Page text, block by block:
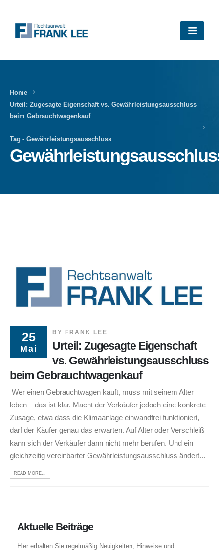
Home
Urteil: Zugesagte Eigenschaft vs. Gewährleistungsausschluss
beim Gebrauchtwagenkauf
Tag - Gewährleistungsausschluss
25
Mai
BY FRANK LEE
Urteil: Zugesagte Eigenschaft
vs. Gewährleistungsausschluss
beim Gebrauchtwagenkauf
Wer einen Gebrauchtwagen kauft, muss mit seinem Alter
leben – das ist klar. Macht der Verkäufer jedoch eine konkrete
Zusage, etwa dass die Klimaanlage einwandfrei funktioniert,
darf der Käufer genau das erwarten. Auf Alter oder Verschleiß
kann sich der Verkäufer dann nicht mehr berufen. Und ein
gleichzeitig vereinbarter Gewährleistungsausschluss ändert...
READ MORE...
Aktuelle Beiträge
Hier erhalten Sie regelmäßig Neuigkeiten, Hinweise und